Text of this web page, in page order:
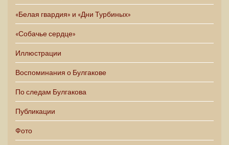
«Белая гвардия» и «Дни Турбиных»
«Собачье сердце»
Иллюстрации
Воспоминания о Булгакове
По следам Булгакова
Публикации
Фото